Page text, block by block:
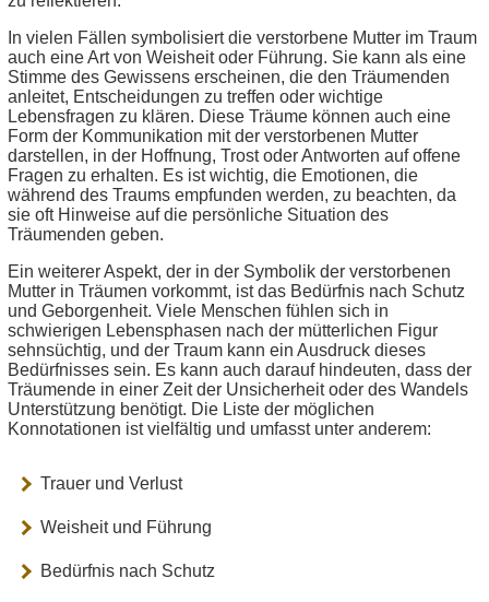
In vielen Fällen symbolisiert die verstorbene Mutter im Traum
auch eine Art von Weisheit oder Führung. Sie kann als eine
Stimme des Gewissens erscheinen, die den Träumenden
anleitet, Entscheidungen zu treffen oder wichtige
Lebensfragen zu klären. Diese Träume können auch eine
Form der Kommunikation mit der verstorbenen Mutter
darstellen, in der Hoffnung, Trost oder Antworten auf offene
Fragen zu erhalten. Es ist wichtig, die Emotionen, die
während des Traums empfunden werden, zu beachten, da
sie oft Hinweise auf die persönliche Situation des
Träumenden geben.
Ein weiterer Aspekt, der in der Symbolik der verstorbenen
Mutter in Träumen vorkommt, ist das Bedürfnis nach Schutz
und Geborgenheit. Viele Menschen fühlen sich in
schwierigen Lebensphasen nach der mütterlichen Figur
sehnsüchtig, und der Traum kann ein Ausdruck dieses
Bedürfnisses sein. Es kann auch darauf hindeuten, dass der
Träumende in einer Zeit der Unsicherheit oder des Wandels
Unterstützung benötigt. Die Liste der möglichen
Konnotationen ist vielfältig und umfasst unter anderem:
Trauer und Verlust
Weisheit und Führung
Bedürfnis nach Schutz